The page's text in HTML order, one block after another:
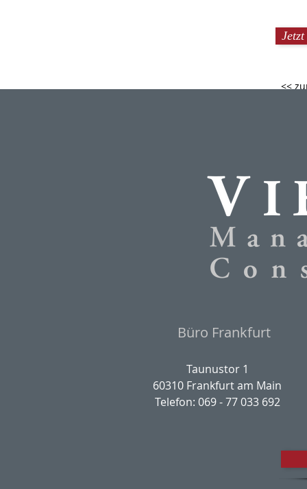
<<
Büro Frankfurt
Taunustor 1
60310 Frankfurt am Main
Telefon: 069 - 77 033 692